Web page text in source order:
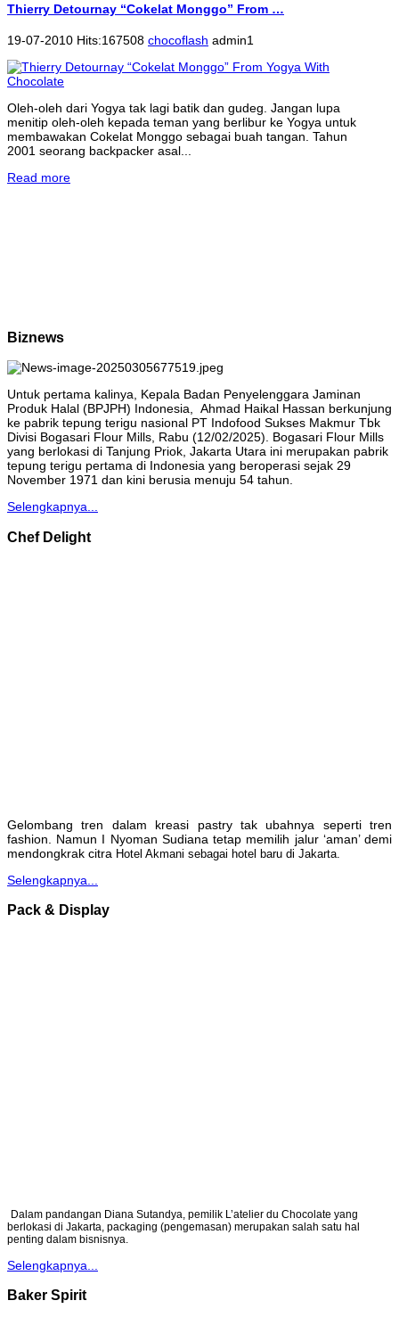
Thierry Detournay “Cokelat Monggo” From …
19-07-2010 Hits:167508 chocoflash admin1
Oleh-oleh dari Yogya tak lagi batik dan gudeg. Jangan lupa
menitip oleh-oleh kepada teman yang berlibur ke Yogya untuk
membawakan Cokelat Monggo sebagai buah tangan. Tahun
2001 seorang backpacker asal...
Read more
Biznews
Untuk pertama kalinya, Kepala Badan Penyelenggara Jaminan
Produk Halal (BPJPH) Indonesia, Ahmad Haikal Hassan berkunjung
ke pabrik tepung terigu nasional PT Indofood Sukses Makmur Tbk
Divisi Bogasari Flour Mills, Rabu (12/02/2025). Bogasari Flour Mills
yang berlokasi di Tanjung Priok, Jakarta Utara ini merupakan pabrik
tepung terigu pertama di Indonesia yang beroperasi sejak 29
November 1971 dan kini berusia menuju 54 tahun.
Selengkapnya...
Chef Delight
Gelombang tren dalam kreasi pastry tak ubahnya seperti tren
fashion. Namun I Nyoman Sudiana tetap memilih jalur ‘aman’ demi
mendongkrak citra Hotel Akmani sebagai hotel baru di Jakarta.
Selengkapnya...
Pack & Display
Dalam pandangan Diana Sutandya, pemilik L’atelier du Chocolate yang
berlokasi di Jakarta, packaging (pengemasan) merupakan salah satu hal
penting dalam bisnisnya.
Selengkapnya...
Baker Spirit